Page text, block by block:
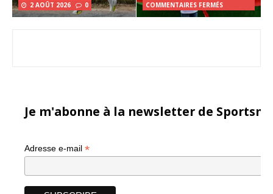
2 AOÛT 2026 0
COMMENTAIRES FERMÉS
Je m'abonne à la newsletter de
Adresse e-mail *